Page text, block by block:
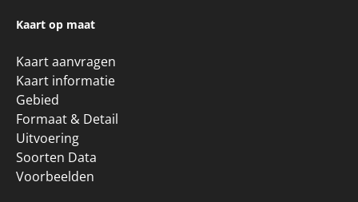
Kaart op maat
Kaart aanvragen
Kaart informatie
Gebied
Formaat & Detail
Uitvoering
Soorten Data
Voorbeelden